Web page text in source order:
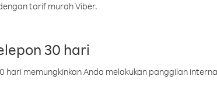
tarif murah Viber.
30 hari
hari memungkinkan Anda melakukan panggilan